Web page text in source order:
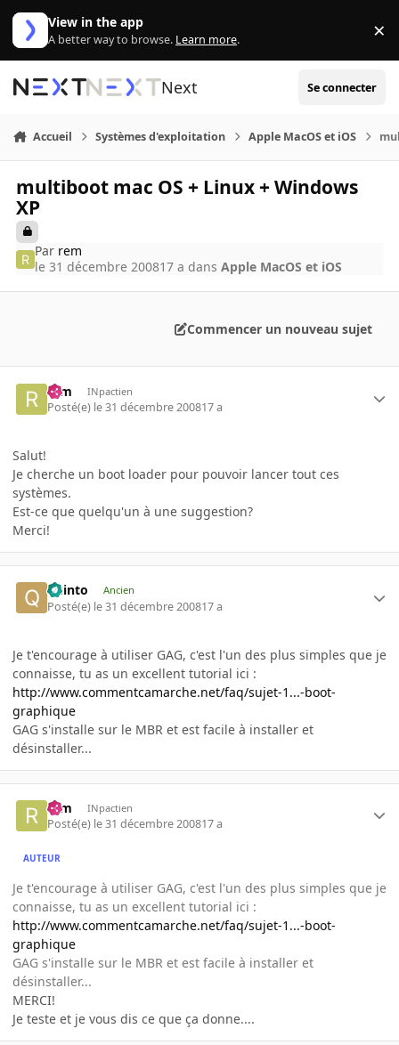
Aller au contenu
View in the app
A better way to browse. Learn more. ×
Next Se connecter
Accueil Systèmes d'exploitation Apple MacOS et iOS
multiboot mac OS + Linux + Windows
XP
Par rem
le 31 décembre 200817 a dansApple MacOS et iOS
Commencer un nouveau sujet
rem INpactien
Posté(e) le 31 décembre 200817 a
Salut!
Je cherche un boot loader pour pouvoir lancer tout ces
systèmes.
Est-ce que quelqu'un à une suggestion?
Merci!
quinto Ancien
Posté(e) le 31 décembre 200817 a
Je t'encourage à utiliser GAG, c'est l'un des plus simples que je
connaisse, tu as un excellent tutorial ici :
http://www.commentcamarche.net/faq/sujet-1...-boot-
graphique
GAG s'installe sur le MBR et est facile à installer et
désinstaller...
rem INpactien
Posté(e) le 31 décembre 200817 a
AUTEUR
Je t'encourage à utiliser GAG, c'est l'un des plus simples que je
connaisse, tu as un excellent tutorial ici :
http://www.commentcamarche.net/faq/sujet-1...-boot-
graphique
GAG s'installe sur le MBR et est facile à installer et
désinstaller...
MERCI!
Je teste et je vous dis ce que ça donne....